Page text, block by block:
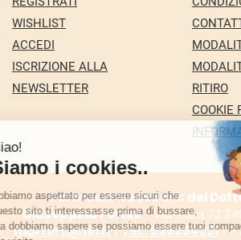
WISHLIST
ACCEDI
ISCRIZIONE ALLA
NEWSLETTER
RITIRO
COOKIE
Farmacia Nuova snc dei
Giuseppina Fortini- Via Italia 72
marforti@tin.it|Tel.: 035294031|